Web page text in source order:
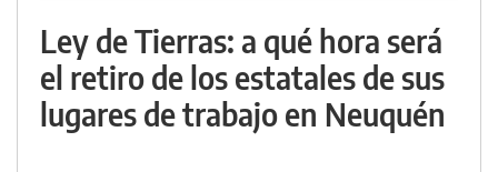
Ley de Tierras: a qué hora será
el retiro de los estatales de sus
lugares de trabajo en Neuquén